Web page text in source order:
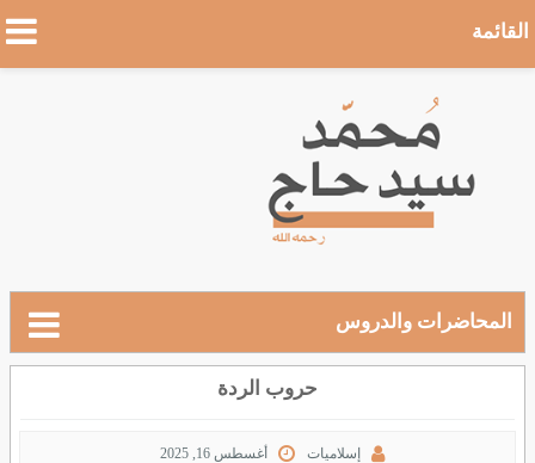
القائمة
المحاضرات والدروس
حروب الردة
إسلاميات أغسطس 16, 2025